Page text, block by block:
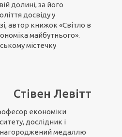
долині, за його
досвіду у
автор книжок «Світло в
майбутнього».
містечку
Стівен Левітт
економіки
дослідник і
нагороджений медаллю